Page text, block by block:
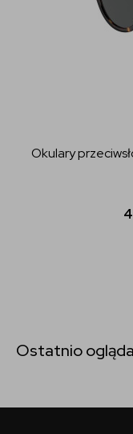
Okulary
Ostatnio